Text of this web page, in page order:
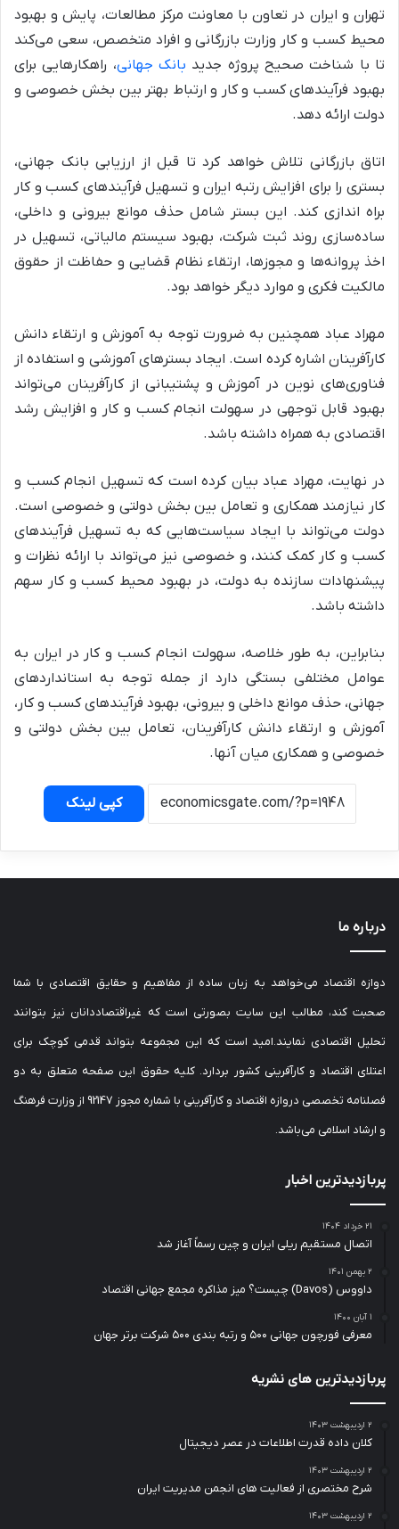
تهران و ایران در تعاون با معاونت مرکز مطالعات، پایش و بهبود
محیط کسب و کار وزارت بازرگانی و افراد متخصص، سعی می‌کند
تا با شناخت صحیح پروژه جدید بانک جهانی، راهکارهایی برای
بهبود فرآیندهای کسب و کار و ارتباط بهتر بین بخش خصوصی و
دولت ارائه دهد.
اتاق بازرگانی تلاش خواهد کرد تا قبل از ارزیابی بانک جهانی،
بستری را برای افزایش رتبه ایران و تسهیل فرآیندهای کسب و کار
براه اندازی کند. این بستر شامل حذف موانع بیرونی و داخلی،
ساده‌سازی روند ثبت شرکت، بهبود سیستم مالیاتی، تسهیل در
اخذ پروانه‌ها و مجوزها، ارتقاء نظام قضایی و حفاظت از حقوق
مالکیت فکری و موارد دیگر خواهد بود.
مهراد عباد همچنین به ضرورت توجه به آموزش و ارتقاء دانش
کارآفرینان اشاره کرده است. ایجاد بسترهای آموزشی و استفاده از
فناوری‌های نوین در آموزش و پشتیبانی از کارآفرینان می‌تواند
بهبود قابل توجهی در سهولت انجام کسب و کار و افزایش رشد
اقتصادی به همراه داشته باشد.
در نهایت، مهراد عباد بیان کرده است که تسهیل انجام کسب و
کار نیازمند همکاری و تعامل بین بخش دولتی و خصوصی است.
دولت می‌تواند با ایجاد سیاست‌هایی که به تسهیل فرآیندهای
کسب و کار کمک کنند، و خصوصی نیز می‌تواند با ارائه نظرات و
پیشنهادات سازنده به دولت، در بهبود محیط کسب و کار سهم
داشته باشد.
بنابراین، به طور خلاصه، سهولت انجام کسب و کار در ایران به
عوامل مختلفی بستگی دارد از جمله توجه به استانداردهای
جهانی، حذف موانع داخلی و بیرونی، بهبود فرآیندهای کسب و کار،
آموزش و ارتقاء دانش کارآفرینان، تعامل بین بخش دولتی و
خصوصی و همکاری میان آنها.
کپی لینک
درباره ما
دوازه اقتصاد می‌خواهد به زبان ساده از مفاهیم و حقایق اقتصادی با شما
صحبت کند، مطالب این سایت بصورتی است که غیراقتصاددانان نیز بتوانند
تحلیل اقتصادی نمایند.امید است که این مجموعه بتواند قدمی کوچک برای
اعتلای اقتصاد و کارآفرینی کشور بردارد. کلیه حقوق این صفحه متعلق به دو
فصلنامه تخصصی دروازه اقتصاد و کارآفرینی با شماره مجوز 92147 از وزارت فرهنگ
و ارشاد اسلامی می‌باشد.
پربازدیدترین اخبار
۲۱ خرداد ۱۴۰۴
اتصال مستقیم ریلی ایران و چین رسماً آغاز شد
۲ بهمن ۱۴۰۱
داووس (Davos) چیست؟ میز مذاکره مجمع جهانی اقتصاد
۱ آبان ۱۴۰۰
معرفی فورچون جهانی ۵۰۰ و رتبه بندی ۵۰۰ شرکت برتر جهان
پربازدیدترین های نشریه
۲ اردیبهشت ۱۴۰۳
کلان داده قدرت اطلاعات در عصر دیجیتال
۲ اردیبهشت ۱۴۰۳
شرح مختصری از فعالیت های انجمن مدیریت ایران
۲ اردیبهشت ۱۴۰۳